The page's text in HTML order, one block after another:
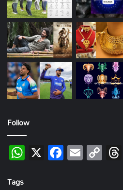
Follow
WhatsApp
X Email
Tags